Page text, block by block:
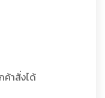
ค้าสั่งได้